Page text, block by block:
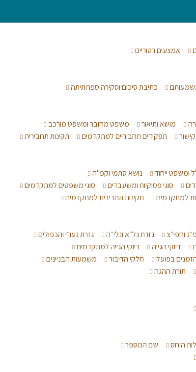
אמצעים רטוריים
כתיבת סיכום וסקירה ספרותיתה
מושא ותיאור
משפט מחובר ומשפט מורכב
תפקידים תחביריים למתקדמים תקינות תחבירית
ומשפט ייחוד
נושא סתמי וקפ"ה
סוגי פסוקיות ומשעבדים
סוגי משפטים למתקדמים
למתקדמים תקינות תחבירית למתקדמים
וחפי״צ גזרת נל״א ונלי״ה
גזרת נעו״י והכפולים
דיוקי הגייה
דיוקי הגייה למתקדמים
בפועל חלקי הדיבור
משמעות הבניינים
תורת ההגה
היחס
שם המספר